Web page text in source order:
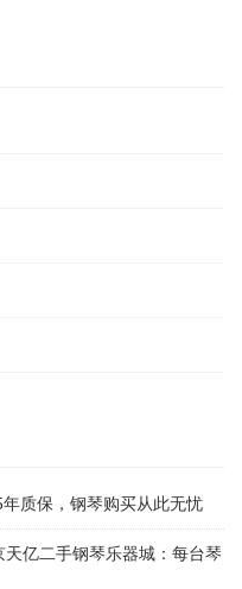
质保，钢琴购买从此无忧
天亿二手钢琴乐器城：每台琴